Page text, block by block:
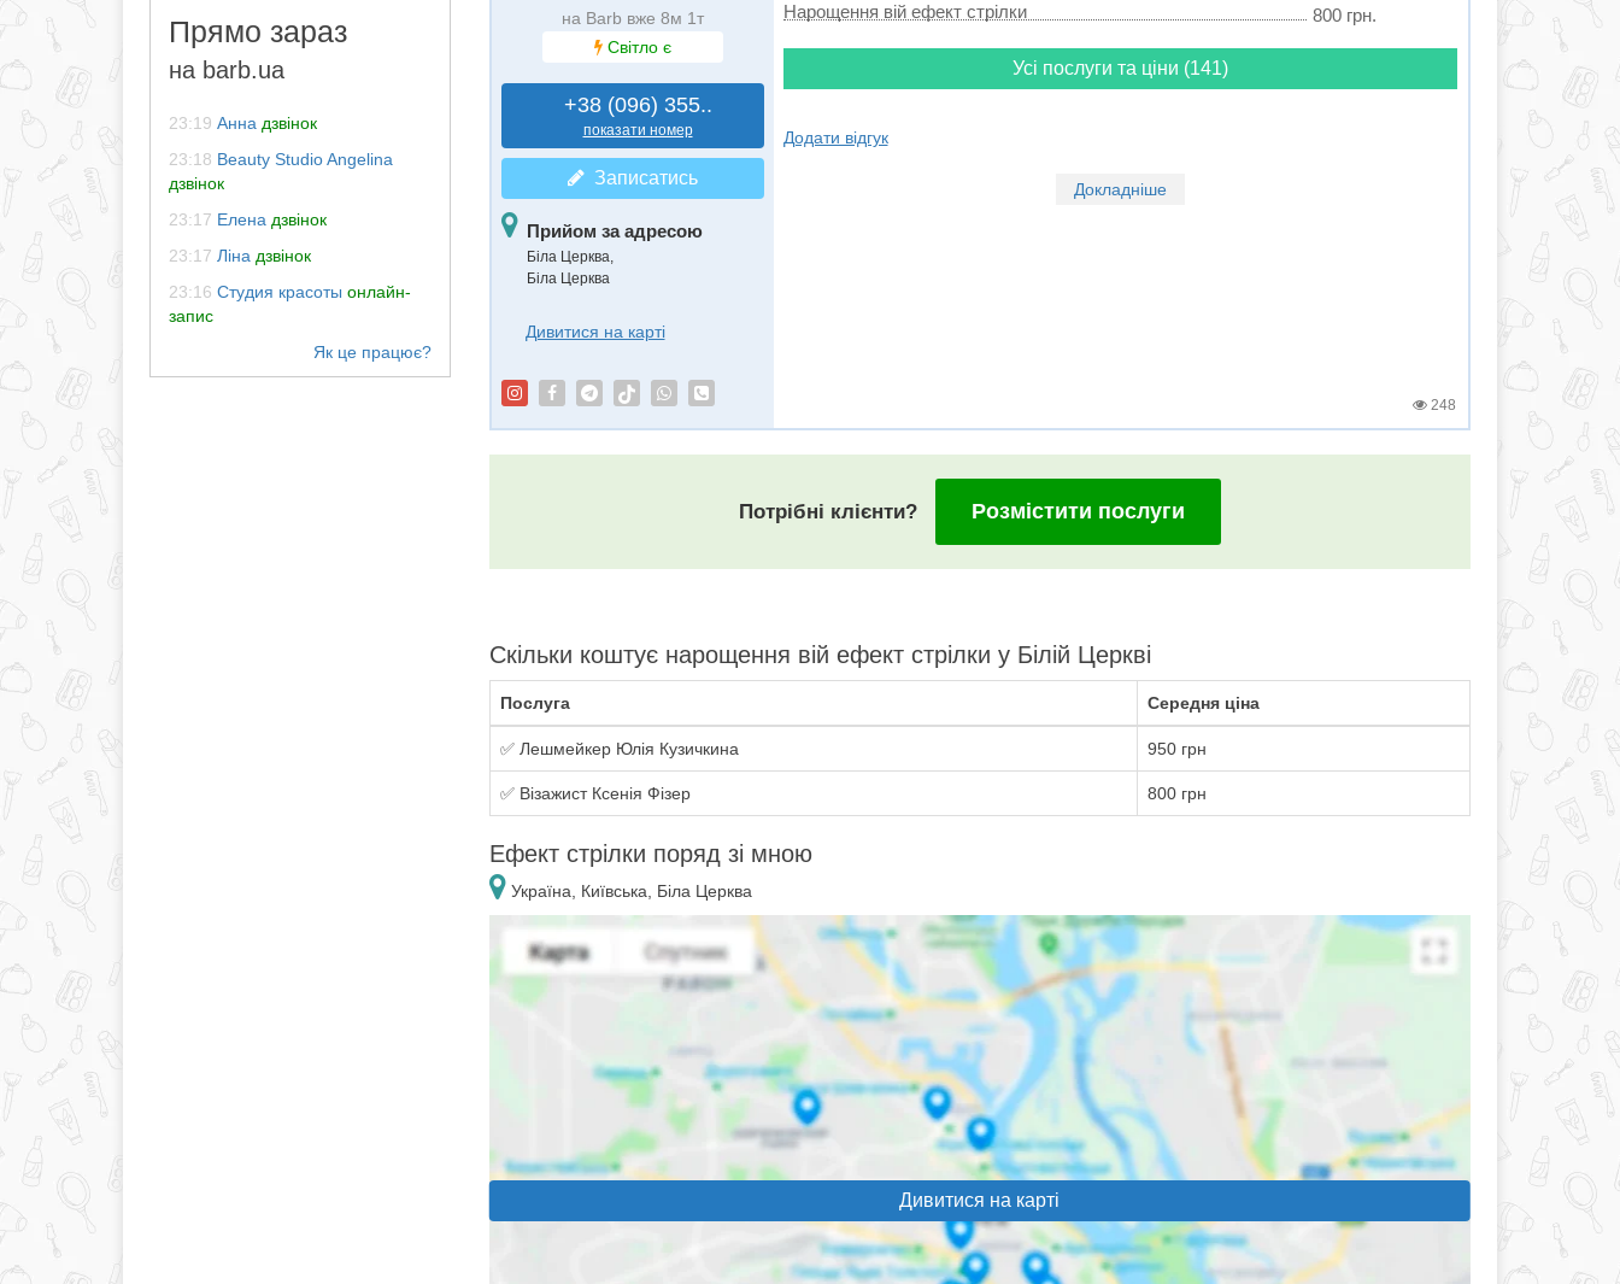
Прямо зараз
на barb.ua
23:19 Анна дзвінок
23:18 Beauty Studio Angelina
дзвінок
23:17 Елена дзвінок
23:17 Ліна дзвінок
23:16 Студия красоты онлайн-
запис
на Barb вже 8м 1т
Світло є
+38 (096) 355..
показати номер
Записатись
Прийом за адресою
Біла Церква,
Біла Церква
Дивитися на карті
Нарощення вій ефект стрілки 800 грн.
Усі послуги та ціни (141)
Додати відгук
Докладніше
248
Потрібні клієнти? Розмістити послуги
Скільки коштує нарощення вій ефект стрілки у Білій Церкві
Послуга Середня ціна
✅ Лешмейкер Юлія Кузичкина 950 грн
✅ Візажист Ксенія Фізер 800 грн
Ефект стрілки поряд зі мною
Україна, Київська, Біла Церква
Дивитися на карті